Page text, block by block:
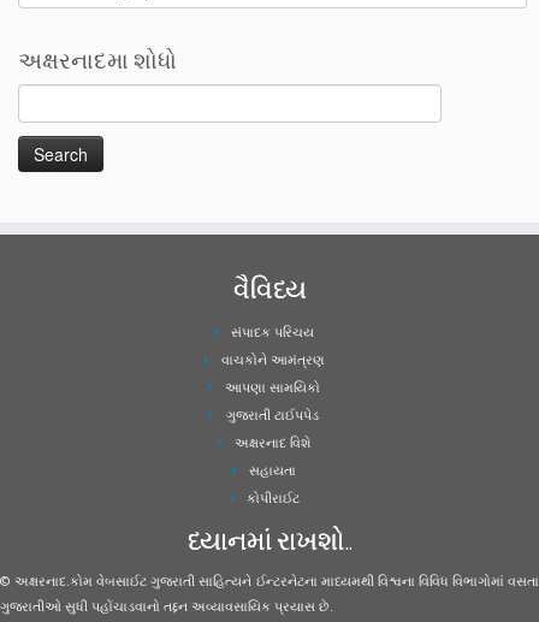
અક્ષરનાદમા શોધો
વૈવિધ્ય
સંપાદક પરિચય
વાચકોને આમંત્રણ
આપણા સામયિકો
ગુજરાતી ટાઈપપેડ
અક્ષરનાદ વિશે
સહાયતા
કોપીરાઈટ
ધ્યાનમાં રાખશો..
© અક્ષરનાદ.કોમ વેબસાઈટ ગુજરાતી સાહિત્યને ઈન્ટરનેટના માધ્યમથી વિશ્વના વિવિધ વિભાગોમાં વસતા
ગુજરાતીઓ સુધી પહોંચાડવાનો તદ્દન અવ્યાવસાયિક પ્રયાસ છે.